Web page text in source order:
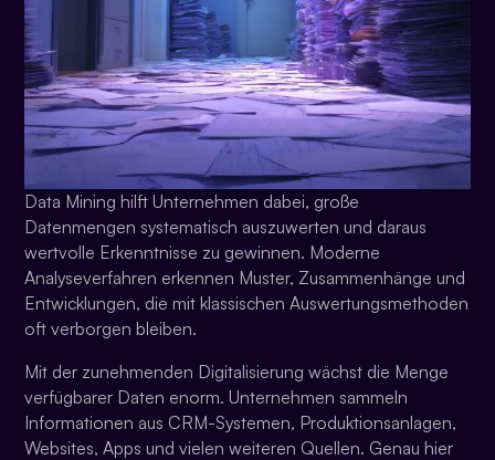
Data Mining hilft Unternehmen dabei, große
Datenmengen systematisch auszuwerten und daraus
wertvolle Erkenntnisse zu gewinnen. Moderne
Analyseverfahren erkennen Muster, Zusammenhänge und
Entwicklungen, die mit klassischen Auswertungsmethoden
oft verborgen bleiben.
Mit der zunehmenden Digitalisierung wächst die Menge
verfügbarer Daten enorm. Unternehmen sammeln
Informationen aus CRM-Systemen, Produktionsanlagen,
Websites, Apps und vielen weiteren Quellen. Genau hier